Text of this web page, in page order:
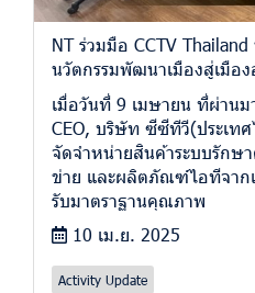
NT ร่วมมือ CCTV
นวัตกรรมพัฒนาเมืองสู่เมือง
เมื่อวันที่ 9 เมษายน ที่ผ่าน
CEO, บริษัท ซีซีทีวี(ประเท
จัดจำหน่ายสินค้าระบบรักษ
ข่าย และผลิตภัณฑ์ไอทีจาก
รับมาตราฐานคุณภาพ
10 เม.ย. 2025
Activity Update